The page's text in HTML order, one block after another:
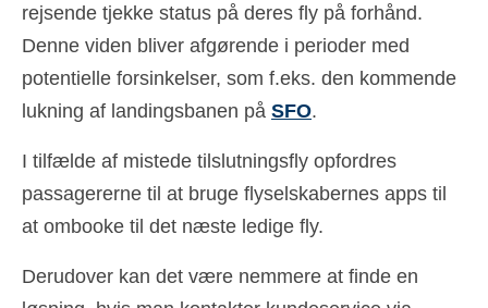
rejsende tjekke status på deres fly på forhånd.
Denne viden bliver afgørende i perioder med
potentielle forsinkelser, som f.eks. den kommende
lukning af landingsbanen på SFO.
I tilfælde af mistede tilslutningsfly opfordres
passagererne til at bruge flyselskabernes apps til
at ombooke til det næste ledige fly.
Derudover kan det være nemmere at finde en